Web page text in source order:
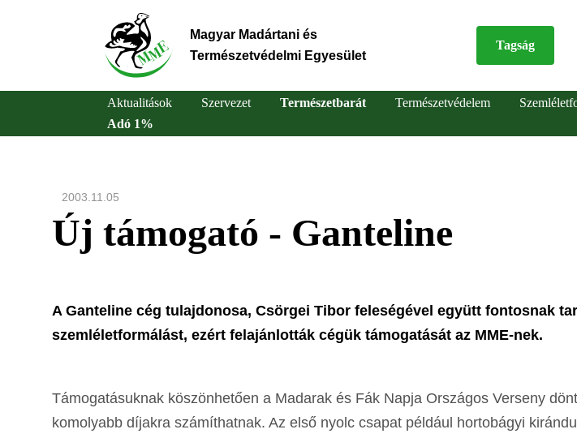
Magyar Madártani és
Természetvédelmi Egyesület
Top
Tagság
Main
navigation
Aktualitások Szervezet Természetbarát Természetvédelem
Adó 1%
2003.11.05
Új támogató - Ganteline
A Ganteline cég tulajdonosa, Csörgei Tibor feleségével együtt fontosnak
szemléletformálást, ezért felajánlották cégük támogatását az MME-nek.
Támogatásuknak köszönhetően a Madarak és Fák Napja Országos Verseny
komolyabb díjakra számíthatnak. Az első nyolc csapat például hortobágyi